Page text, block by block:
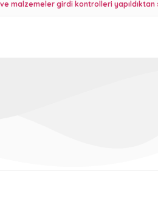
malzemeler girdi kontrolleri